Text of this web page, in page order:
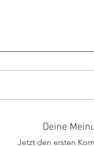
Deine
Jetzt den ersten